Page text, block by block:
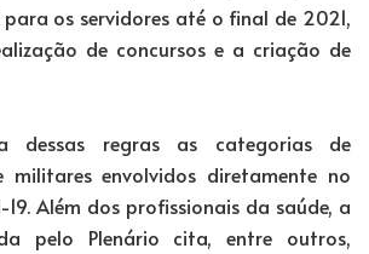
os servidores até o final de 2021,
de concursos e a criação de
dessas regras as categorias de
militares envolvidos diretamente no
Além dos profissionais da saúde, a
pelo Plenário cita, entre outros,